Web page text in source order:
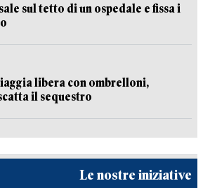
sul tetto di un ospedale e fissa i
libera con ombrelloni,
il sequestro
Le nostre iniziative